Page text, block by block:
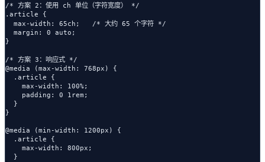
/* 方案 2：使用 ch 单位（字符宽度） */
.article {
  max-width: 65ch;   /* 大约 65 个字符 */
  margin: 0 auto;
}
/* 方案 3：响应式 */
@media (max-width: 768px) {
  .article {
    max-width: 100%;
    padding: 0 1rem;
  }
}
@media (min-width: 1200px) {
  .article {
    max-width: 800px;
  }